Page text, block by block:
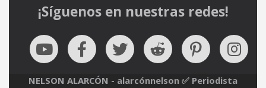
¡Síguenos en nuestras redes!
NELSON ALARCÓN - alarcónnelson ✅ Periodista